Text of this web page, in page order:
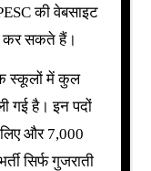
की वेबसाइट
कर सकते हैं।
स्कूलों में कुल
गई है। इन पदों
और 7,000
सिर्फ गुजराती